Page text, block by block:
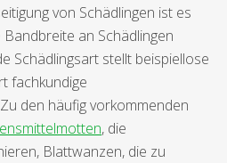
von Schädlingen ist es
an Schädlingen
Schädlingsart stellt beispiellose
fachkundige
den häufig vorkommenden
, die
Blattwanzen, die zu